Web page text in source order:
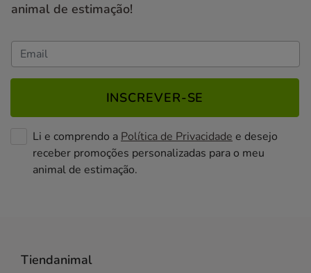
animal de estimação!
INSCREVER-SE
Li e comprendo a Política de Privacidade e desejo
receber promoções personalizadas para o meu
animal de estimação.
Tiendanimal